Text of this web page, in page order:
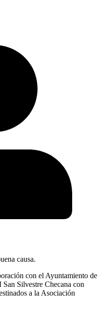
causa.
con el Ayuntamiento de
Silvestre Checana con
a la Asociación